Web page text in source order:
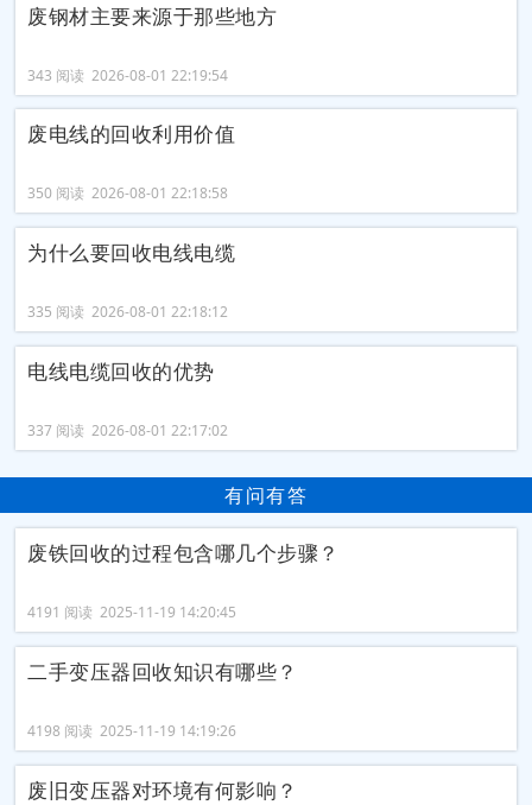
废钢材主要来源于那些地方
343 阅读 2026-08-01 22:19:54
废电线的回收利用价值
350 阅读 2026-08-01 22:18:58
为什么要回收电线电缆
335 阅读 2026-08-01 22:18:12
电线电缆回收的优势
337 阅读 2026-08-01 22:17:02
有问有答
废铁回收的过程包含哪几个步骤？
4191 阅读 2025-11-19 14:20:45
二手变压器回收知识有哪些？
4198 阅读 2025-11-19 14:19:26
废旧变压器对环境有何影响？